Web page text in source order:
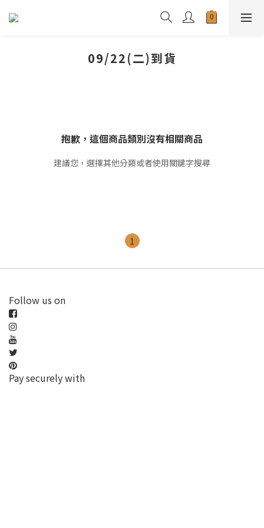
09/22(二)到貨
抱歉，這個商品類別沒有相關商品
建議您，選擇其他分類或者使用關鍵字搜尋
1
Follow us on
Pay securely with